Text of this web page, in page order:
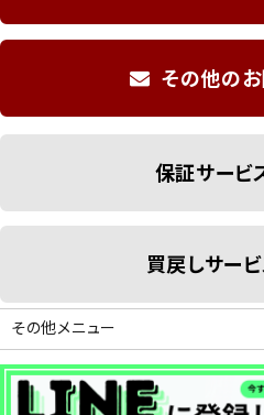
その他の
保証サービ
買戻しサー
その他メニュー
分割払いシ